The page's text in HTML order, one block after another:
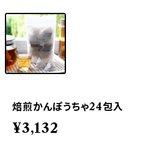
焙煎かんぽうちゃ24包入
¥3,132